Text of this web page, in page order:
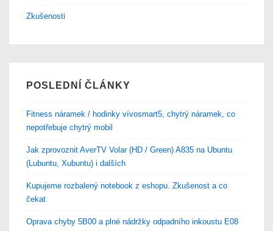
Zkušenosti
POSLEDNÍ ČLÁNKY
Fitness náramek / hodinky vívosmart5, chytrý náramek, co
nepotřebuje chytrý mobil
Jak zprovoznit AverTV Volar (HD / Green) A835 na Ubuntu
(Lubuntu, Xubuntu) i dalších
Kupujeme rozbalený notebook z eshopu. Zkušenost a co
čekat
Oprava chyby 5B00 a plné nádržky odpadního inkoustu E08